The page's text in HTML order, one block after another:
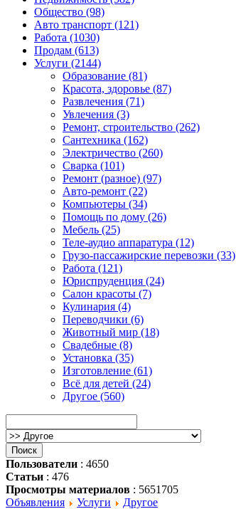
Общество (98)
Авто транспорт (121)
Работа (1030)
Продам (613)
Услуги (2144)
Образование (81)
Красота, здоровье (87)
Развлечения (71)
Увлечения (3)
Ремонт, строительство (262)
Сантехника (162)
Электричество (260)
Сварка (101)
Ремонт (разное) (97)
Авто-ремонт (22)
Компьютеры (34)
Помощь по дому (26)
Мебель (25)
Теле-аудио аппаратура (12)
Грузо-пассажирские перевозки (33)
Работа (121)
Юриспруденция (24)
Салон красоты (7)
Кулинария (4)
Переводчики (6)
Животный мир (18)
Свадебные (8)
Установка (35)
Изготовление (61)
Всё для детей (24)
Другое (560)
Пользователи : 4650
Статьи : 476
Просмотры материалов : 5651705
Объявления
Услуги Другое